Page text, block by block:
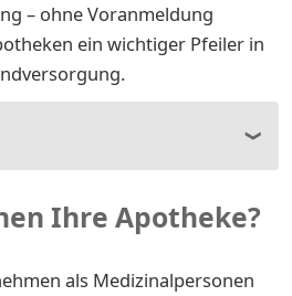
– ohne Voranmeldung
ein wichtiger Pfeiler in
Ihre Apotheke?
als Medizinalpersonen